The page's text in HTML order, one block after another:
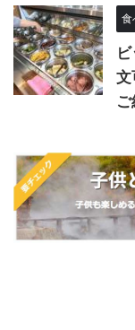
食
文